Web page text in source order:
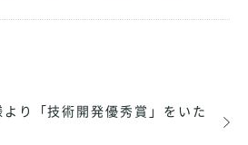
り「技術開発優秀賞」をいた